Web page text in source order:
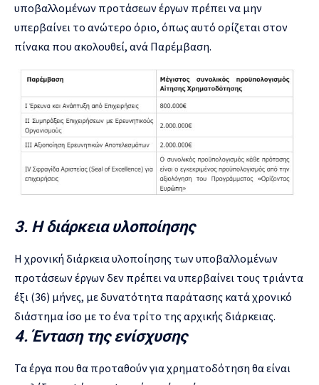
υποβαλλομένων προτάσεων έργων πρέπει να μην
υπερβαίνει το ανώτερο όριο, όπως αυτό ορίζεται στον
πίνακα που ακολουθεί, ανά Παρέμβαση.
3. Η διάρκεια υλοποίησης
Η χρονική διάρκεια υλοποίησης των υποβαλλομένων
προτάσεων έργων δεν πρέπει να υπερβαίνει τους τριάντα
έξι (36) μήνες, με δυνατότητα παράτασης κατά χρονικό
διάστημα ίσο με το ένα τρίτο της αρχικής διάρκειας.
4. Ένταση της ενίσχυσης
Τα έργα που θα προταθούν για χρηματοδότηση θα είναι